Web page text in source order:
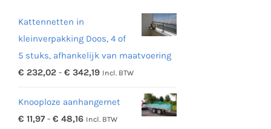
Kattennetten in
kleinverpakking Doos, 4 of
5 stuks, afhankelijk van maatvoering
€ 232,02 - € 342,19Prijsklasse:
tot
€ 342,19
Incl. BTW
Knooploze aanhangernet
€ 11,97 - € 48,16Prijsklasse:
Incl. BTW